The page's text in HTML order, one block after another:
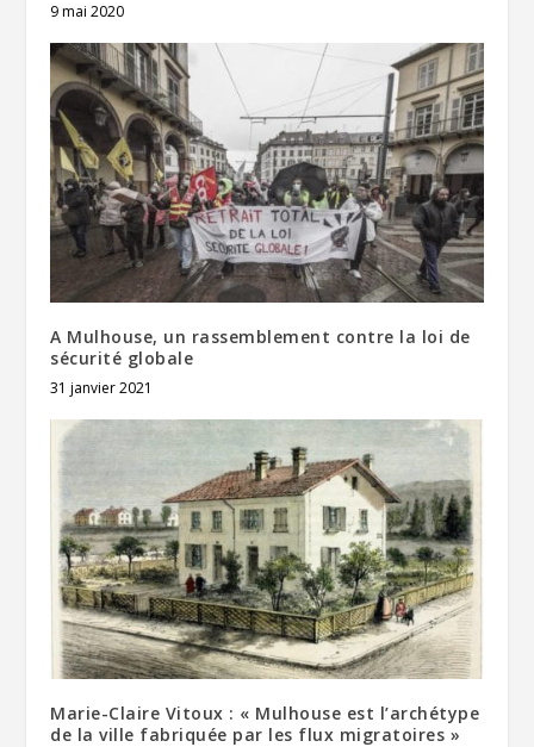
9 mai 2020
A Mulhouse, un rassemblement contre la loi de
sécurité globale
31 janvier 2021
Marie-Claire Vitoux : « Mulhouse est l’archétype
de la ville fabriquée par les flux migratoires »